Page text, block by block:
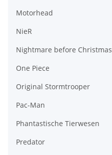
Motorhead
NieR
Nightmare before Christmas
One Piece
Original Stormtrooper
Pac-Man
Phantastische Tierwesen
Predator